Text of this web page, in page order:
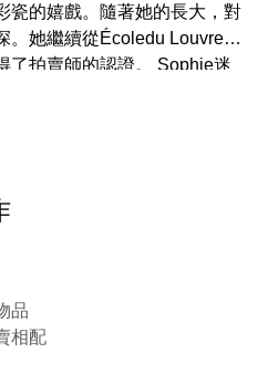
瓷的嬉戲。隨著她的長大，對
。她繼續從Écoledu Louvre獲
師的認證。 Sophie迷
和技術知識來追尋某個物體
。她很高興在法國市場上
自己的經驗。
品
相配